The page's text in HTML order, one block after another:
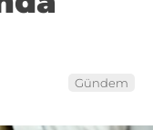
Gündem